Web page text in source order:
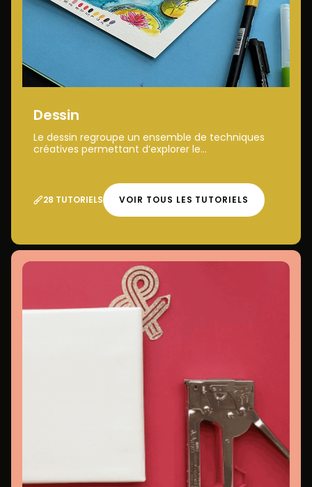
Dessin
Le dessin regroupe un ensemble de techniques
créatives permettant d’explorer le...
28 TUTORIELS VOIR TOUS LES TUTORIELS